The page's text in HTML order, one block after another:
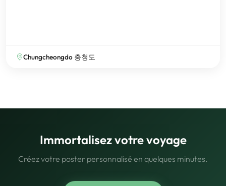
Chungcheongdo 충청도
Immortalisez votre voyage
Créez votre poster personnalisé en quelques minutes.